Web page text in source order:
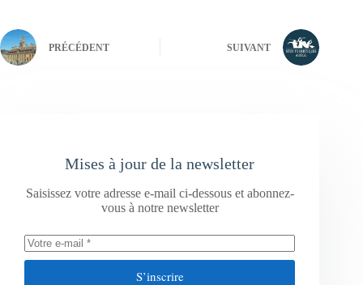
PRÉCÉDENT SUIVANT
Mises à jour de la newsletter
Saisissez votre adresse e-mail ci-dessous et abonnez-
vous à notre newsletter
S’inscrire